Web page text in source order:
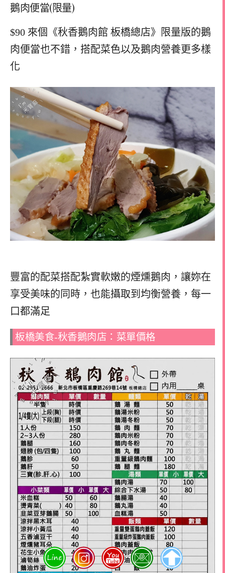
鵝肉便當(限量)
$90 來個《秋香鵝肉館 板橋總店》限量版的鵝
肉便當也不錯，搭配菜色以及鵝肉營養更多樣
化
豐富的配菜搭配紮實軟嫩的煙燻鵝肉，讓妳在
享受美味的同時，也能攝取到均衡營養，每一
口都滿足
板橋美食-秋香鵝肉店：菜單價格